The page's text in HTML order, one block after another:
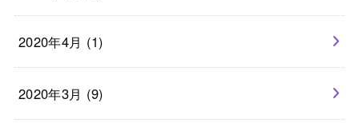
2020年4月 (1)
2020年3月 (9)